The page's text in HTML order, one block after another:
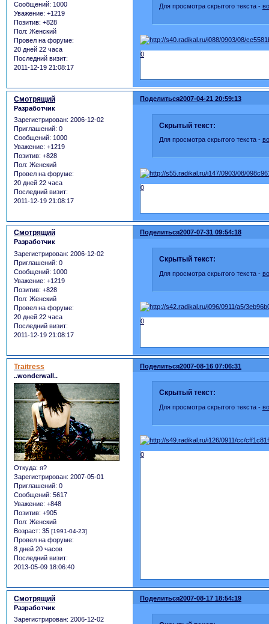
Сообщений: 1000
Уважение: +1219
Позитив: +828
Пол: Женский
Провел на форуме:
20 дней 22 часа
Последний визит:
2011-12-19 21:08:17
Для просмотра скрытого текста -
0
Поделиться2007-04-21 20:59:13
Смотрящий
Разработчик
Зарегистрирован: 2006-12-02
Приглашений: 0
Сообщений: 1000
Уважение: +1219
Позитив: +828
Пол: Женский
Провел на форуме:
20 дней 22 часа
Последний визит:
2011-12-19 21:08:17
Скрытый текст:
Для просмотра скрытого текста -
0
Поделиться2007-07-31 09:54:18
Смотрящий
Разработчик
Зарегистрирован: 2006-12-02
Приглашений: 0
Сообщений: 1000
Уважение: +1219
Позитив: +828
Пол: Женский
Провел на форуме:
20 дней 22 часа
Последний визит:
2011-12-19 21:08:17
Скрытый текст:
Для просмотра скрытого текста -
0
Поделиться2007-08-16 07:06:31
Traitress
..wonderwall..
Откуда: я?
Зарегистрирован: 2007-05-01
Приглашений: 0
Сообщений: 5617
Уважение: +848
Позитив: +905
Пол: Женский
Возраст: 35 [1991-04-23]
Провел на форуме:
8 дней 20 часов
Последний визит:
2013-05-09 18:06:40
Скрытый текст:
Для просмотра скрытого текста -
0
Поделиться2007-08-17 18:54:19
Смотрящий
Разработчик
Зарегистрирован: 2006-12-02